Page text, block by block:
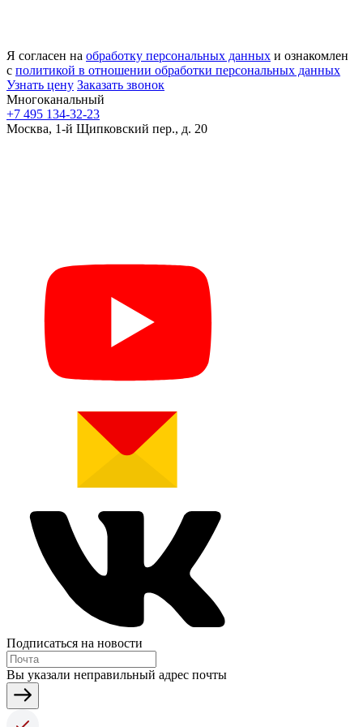
Я согласен на обработку персональных данных и ознакомлен
с политикой в отношении обработки персональных данных
Узнать цену Заказать звонок
Многоканальный
+7 495 134-32-23
Москва, 1-й Щипковский пер., д. 20
Подписаться на новости
Вы указали неправильный адрес почты